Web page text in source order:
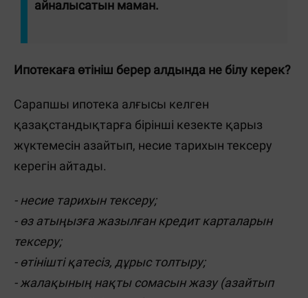
айналысатын маман.
Ипотекаға өтініш берер алдында не білу керек?
Сарапшы ипотека алғысы келген
қазақстандықтарға бірінші кезекте қарыз
жүктемесін азайтып, несие тарихын тексеру
керегін айтады.
- несие тарихын тексеру;
- өз атыңызға жазылған кредит карталарын
тексеру;
- өтінішті қатесіз, дұрыс толтыру;
- жалақының нақты сомасын жазу (азайтып